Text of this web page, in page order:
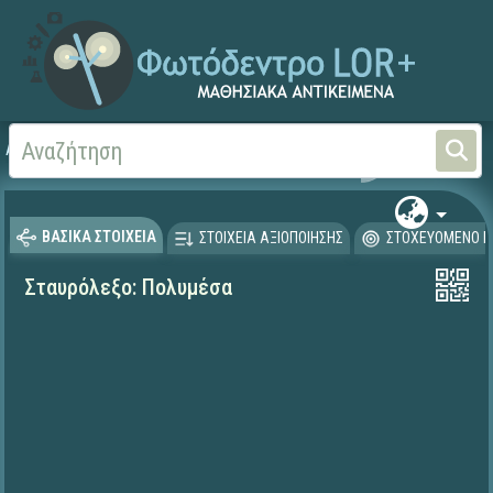
Αρχική
ΒΑΣΙΚΑ ΣΤΟΙΧΕΙΑ ΣΤΟΙΧΕΙΑ ΑΞΙΟΠΟΙΗΣΗΣ ΣΤΟΧΕΥΟΜΕΝΟ
Σταυρόλεξο: Πολυμέσα